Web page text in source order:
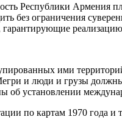
Республики Армения
без ограничения
реализацию
ими
и люди и грузы
об установлении
по картам 1970 года